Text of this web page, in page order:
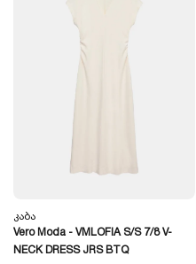
Კაბა
Vero Moda - VMLOFIA S/S 7/8 V-
NECK DRESS JRS BTQ